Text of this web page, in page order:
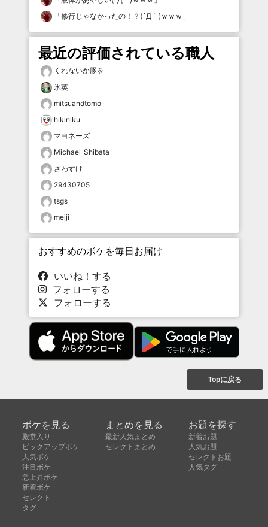
「修行じゃなかったの！？(´Д｀)ｗｗｗ 」
最近の評価されている職人
くれないか豚を
氷英
mitsuandtomo
hikiniku
マヨネーズ
Michael_Shibata
ざわすけ
29430705
tsgs
meiji
おすすめのボケを毎日お届け
いいね！する
フォローする
フォローする
Topに戻る
ボケを見る
殿堂入り
ピックアップボケ
人気ボケ
注目ボケ
急上昇ボケ
新着ボケ
セレクト
タグ
まとめを見る
最新人気まとめ
セレクトまとめ
お題を探す
新着お題
人気お題
セレクトお題
人気タグ